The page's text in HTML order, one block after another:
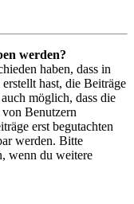
werden?
haben, dass in
hast, die Beiträge
möglich, dass die
Benutzern
erst begutachten
werden. Bitte
wenn du weitere